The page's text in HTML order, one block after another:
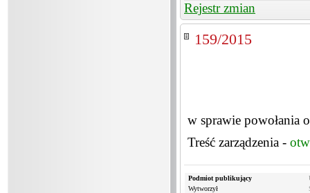
Rejestr zmian
159/2015
w sprawie
Treść zarządzenia -
Podmiot publikujący
Wytworzył